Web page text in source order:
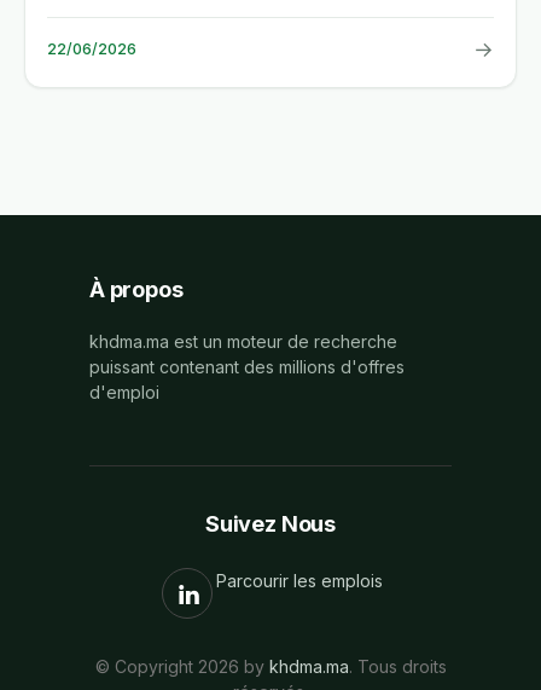
pharmaceutiques du...
22/06/2026 →
À propos
khdma.ma est un moteur de recherche
puissant contenant des millions d'offres
d'emploi
Suivez Nous
Parcourir les emplois
© Copyright 2026 by khdma.ma. Tous droits